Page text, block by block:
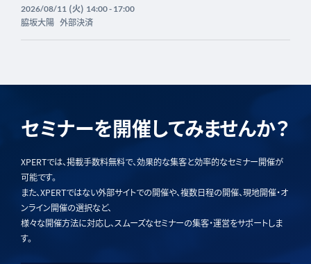
2026/08/11(火) 14:00 - 17:00
脇坂大陽 外部決済
セミナーを開催してみませんか？
XPERTでは、掲載手数料無料で、効果的な集客と効率的なセミナー開催が
可能です。
また、XPERTではない外部サイトでの開催や、複数日程の開催、現地開催・オ
ンライン開催の選択など、
様々な開催方法に対応し、スムーズなセミナーの集客・運営をサポートしま
す。